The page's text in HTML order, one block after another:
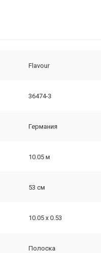
Flavour
36474-3
Германия
10.05 м
53 см
10.05 х 0.53
Полоска